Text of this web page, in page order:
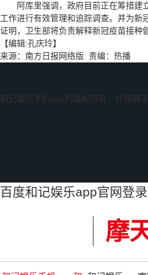
阿库里强调，政府目前正在筹措建
工作进行有效管理和追踪调查。并为新
证明，卫生部将负责解释新冠疫苗接种
【编辑:孔庆玲】
来源：南方日报网络版 责编：热播
和记娱乐手机app的版权所有：什锦锅
百度和记娱乐app官网登录
摩